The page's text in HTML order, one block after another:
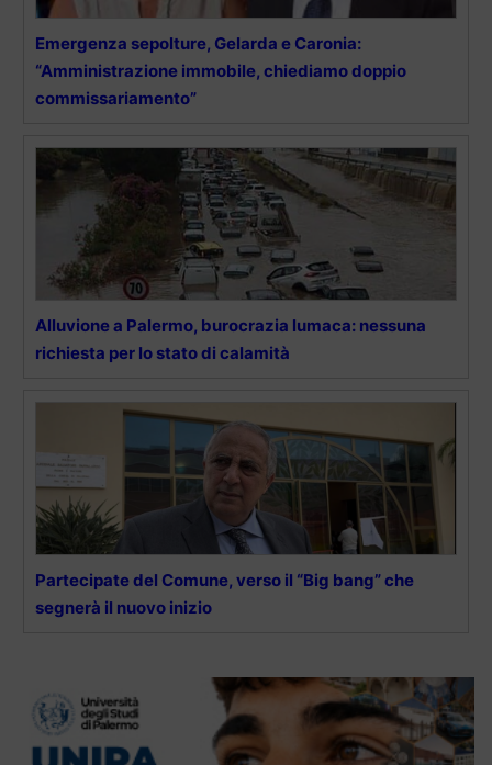
Emergenza sepolture, Gelarda e Caronia:
“Amministrazione immobile, chiediamo doppio
commissariamento”
Alluvione a Palermo, burocrazia lumaca: nessuna
richiesta per lo stato di calamità
Partecipate del Comune, verso il “Big bang” che
segnerà il nuovo inizio